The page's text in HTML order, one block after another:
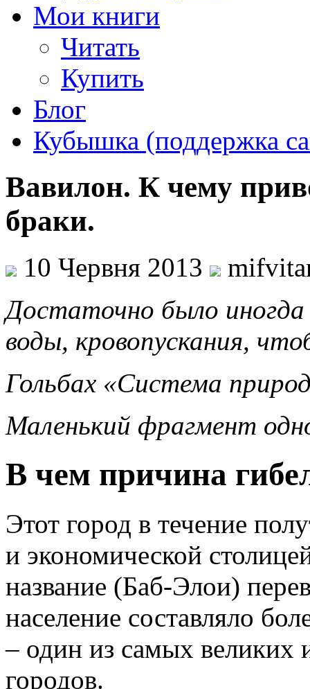
Мои книги
Читать
Купить
Блог
Кубышка (поддержка
Вавилон. К чему
браки.
10 Червня 2013
Достаточно было
воды, кровопускания,
Гольбах «Система
Маленький фрагмент
В чем причина
Этот город в течение
и экономической
название (Баб-Элои)
население составляло
– один из самых великих
городов.